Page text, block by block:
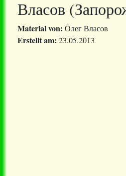
Власов
Material von: Олег Власов
Erstellt am: 23.05.2013